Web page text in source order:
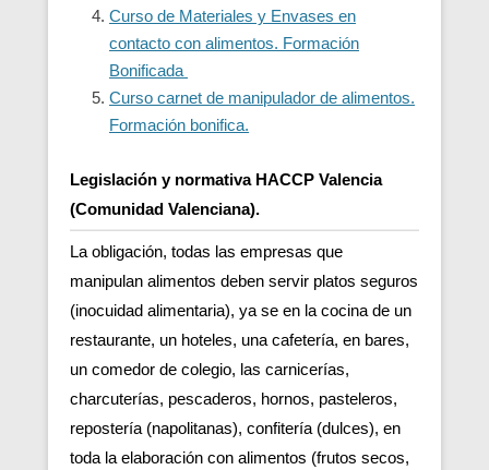
Curso de Materiales y Envases en
contacto con alimentos. Formación
Bonificada
Curso carnet de manipulador de alimentos.
Formación bonifica.
Legislación y normativa HACCP Valencia
(Comunidad Valenciana).
La obligación, todas las empresas que
manipulan alimentos deben servir platos seguros
(inocuidad alimentaria), ya se en la cocina de un
restaurante, un hoteles, una cafetería, en bares,
un comedor de colegio, las carnicerías,
charcuterías, pescaderos, hornos, pasteleros,
repostería (napolitanas), confitería (dulces), en
toda la elaboración con alimentos (frutos secos,